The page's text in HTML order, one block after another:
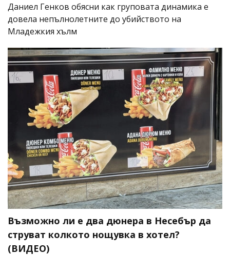
Даниел Генков обясни как груповата динамика е
довела непълнолетните до убийството на
Младежкия хълм
Възможно ли е два дюнера в Несебър да
струват колкото нощувка в хотел?
(ВИДЕО)